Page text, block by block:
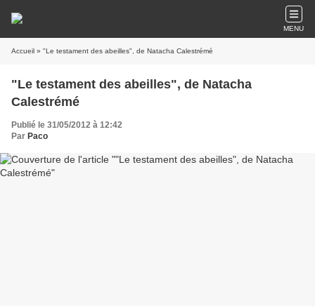
MENU
Accueil » "Le testament des abeilles", de Natacha Calestrémé
"Le testament des abeilles", de Natacha
Calestrémé
Publié le 31/05/2012 à 12:42
Par Paco